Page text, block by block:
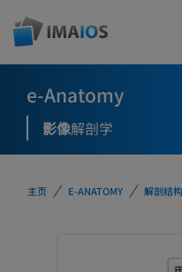
e-Anatomy
影像解剖学
主页 E-ANATOMY 解剖结构